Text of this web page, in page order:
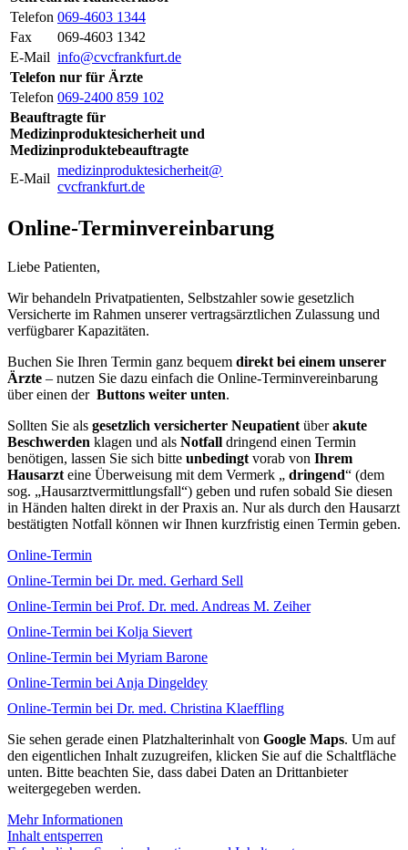
Telefon 069-4603 1344
Fax
069-4603 1342
E-Mail info@cvcfrankfurt.de
Telefon nur für Ärzte
Telefon 069-2400 859 102
Beauftragte für
Medizinproduktesicherheit und
Medizinproduktebeauftragte
E-Mail
medizinproduktesicherheit@
cvcfrankfurt.de
Online-Terminvereinbarung
Liebe Patienten,
Wir behandeln Privatpatienten, Selbstzahler sowie gesetzlich
Versicherte im Rahmen unserer vertragsärztlichen Zulassung und
verfügbarer Kapazitäten.
Buchen Sie Ihren Termin ganz bequem direkt bei einem unserer
Ärzte – nutzen Sie dazu einfach die Online-Terminvereinbarung
über einen der Buttons weiter unten.
Sollten Sie als gesetzlich versicherter Neupatient überakute
Beschwerden klagen und als Notfall dringend einen Termin
benötigen, lassen Sie sich bitte unbedingt vorab von Ihrem
Hausarzt eine Überweisung mit dem Vermerk „ dringend“ (dem
sog. „Hausarztvermittlungsfall“) geben und rufen sobald Sie diesen
in Händen halten direkt in der Praxis an. Nur als durch den Hausarzt
bestätigten Notfall können wir Ihnen kurzfristig einen Termin geben.
Online-Termin
Online-Termin bei Dr. med. Gerhard Sell
Online-Termin bei Prof. Dr. med. Andreas M. Zeiher
Online-Termin bei Kolja Sievert
Online-Termin bei Myriam Barone
Online-Termin bei Anja Dingeldey
Online-Termin bei Dr. med. Christina Klaeffling
Sie sehen gerade einen Platzhalterinhalt von Google Maps. Um auf
den eigentlichen Inhalt zuzugreifen, klicken Sie auf die Schaltfläche
unten. Bitte beachten Sie, dass dabei Daten an Drittanbieter
weitergegeben werden.
Mehr Informationen
Inhalt entsperren